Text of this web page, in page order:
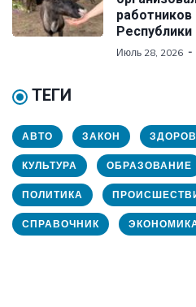
работников
Июль 28, 2026
ТЕГИ
АВТО ЗАКОН
КУЛЬТУРА ОБРАЗОВАНИЕ
ПОЛИТИКА
СПРАВОЧНИК